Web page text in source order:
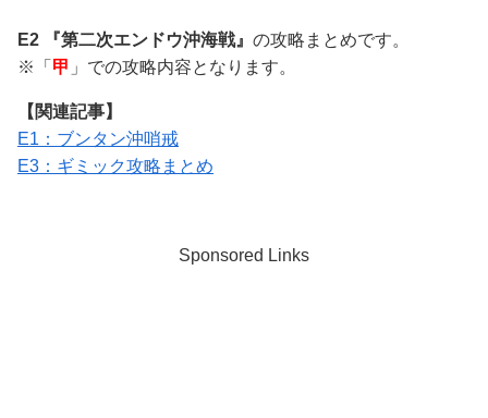
E2 『第二次エンドウ沖海戦』 の攻略まとめです。
※「 甲 」での攻略内容となります。
【関連記事】
E1：ブンタン沖哨戒
E3：ギミック攻略まとめ
Sponsored Links